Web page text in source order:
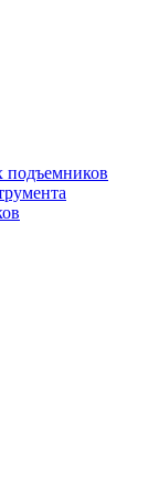
подъемников